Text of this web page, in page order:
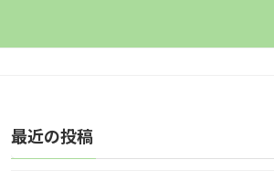
最近の投稿